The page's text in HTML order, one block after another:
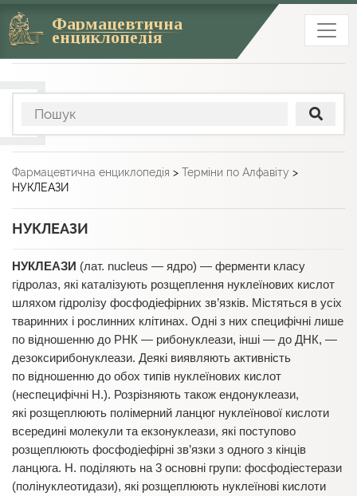
Фармацевтична
енциклопедія
Фармацевтична енциклопедія > Терміни по Алфавіту >
НУКЛЕАЗИ
НУКЛЕАЗИ
НУКЛЕАЗИ (лат. nucleus — ядро) — ферменти класу
гідролаз, які каталізують розщеплення нуклеїнових кислот
шляхом гідролізу фосфодіефірних зв’язків. Містяться в усіх
тва­ринних і рослинних клітинах. Одні з них специ­фічні лише
по відношенню до РНК — рибонуклеази, інші — до ДНК, —
дезоксирибонуклеази. Деякі виявляють активність
по відношенню до обох типів нуклеїнових кислот
(неспецифічні Н.). Розрізняють також ендонуклеази,
які розщеплюють полі­мерний ланцюг нуклеїнової кислоти
всередині молекули та екзонуклеази, які поступово
розщеплюють фосфодіефірні зв’язки з одного з кінців
ланцюга. Н. поділяють на 3 основні групи: фосфодіестерази
(полінуклеотидази), які розщеплюють нуклеїнові кисло­ти